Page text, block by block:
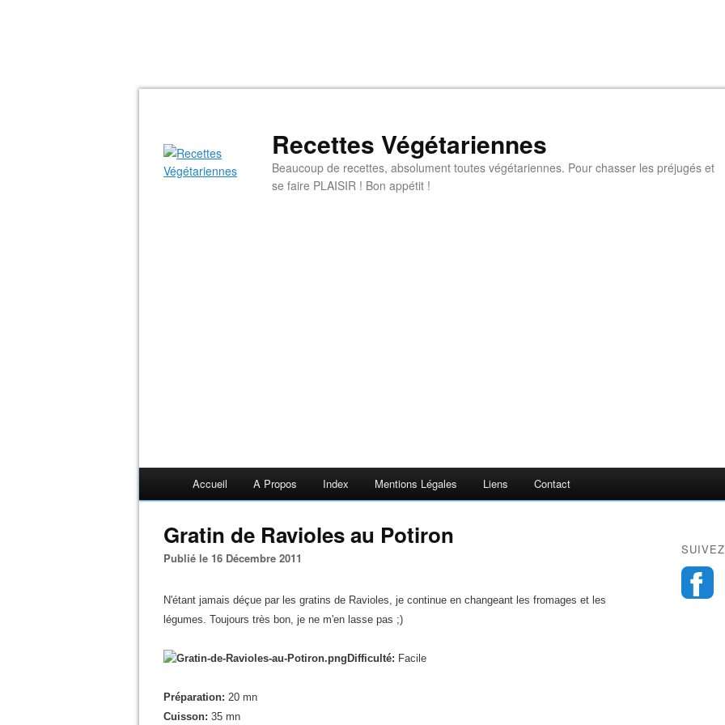
Recettes Végétariennes
Beaucoup de recettes, absolument toutes végétariennes. Pour chasser les préjugés et
se faire PLAISIR ! Bon appétit !
Accueil A Propos Index Mentions Légales Liens Contact
Gratin de Ravioles au Potiron
Publié le 16 Décembre 2011
N'étant jamais déçue par les gratins de Ravioles, je continue en changeant les fromages et les
légumes. Toujours très bon, je ne m'en lasse pas ;)
Difficulté: Facile
Préparation: 20 mn
Cuisson: 35 mn